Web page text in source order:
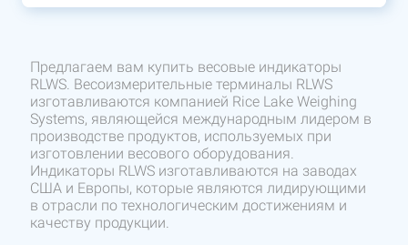
Предлагаем вам купить весовые индикаторы
RLWS. Весоизмерительные терминалы RLWS
изготавливаются компанией Rice Lake Weighing
Systems, являющейся международным лидером в
производстве продуктов, используемых при
изготовлении весового оборудования.
Индикаторы RLWS изготавливаются на заводах
США и Европы, которые являются лидирующими
в отрасли по технологическим достижениям и
качеству продукции.